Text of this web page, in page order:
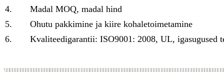
4.
Madal MOQ, madal hind
5.
Ohutu pakkimine ja kiire kohaletoimetamine
6.
Kvaliteedigarantii: ISO9001: 2008, UL, igasugused